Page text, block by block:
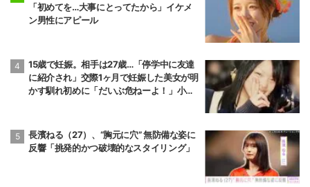
「初めてを…大事にとってたから」イケメ
ン男性にアピール
15歳で妊娠。相手は27歳…「停学中に友達
に紹介され」交際1ヶ月で妊娠した美女が明
かす馴れ初めに「だいぶ危ねーよ！」小森
長濱ねる（27）、“胸元に穴” 無防備な姿に
反響「挑発的かつ破壊的なスタイリング」